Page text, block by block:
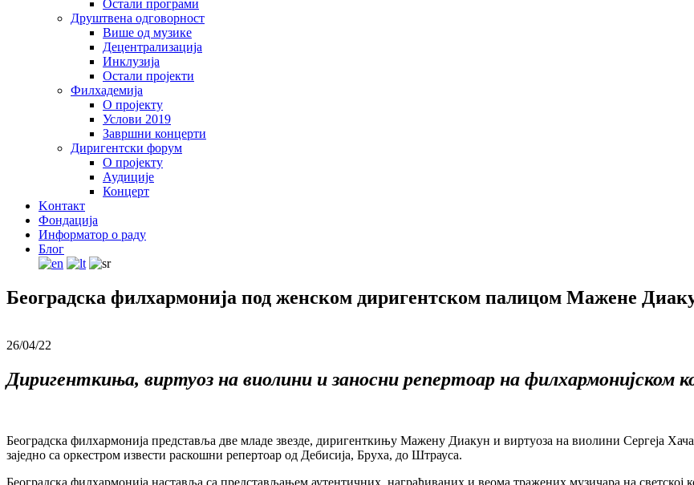
Остали програми
Друштвена одговорност
Више од музике
Децентрализација
Инклузија
Остали пројекти
Филхадемија
О пројекту
Услови 2019
Завршни концерти
Диригентски форум
О пројекту
Аудиције
Концерт
Kонтакт
Фондација
Информатор о раду
Блог
Београдска филхармонија под женском диригентском палицом Мажене
26/04/22
Диригенткиња, виртуоз на виолини и заносни репертоар на филхармонијском
Београдска филхармонија представља две младе звезде, диригенткињу Мажену Диакун и виртуоза на виолини Сергеја
заједно са оркестром извести раскошни репертоар од Дебисија, Бруха, до Штрауса.